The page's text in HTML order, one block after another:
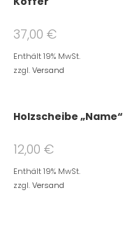
37,00 €
Enthält 19% MwSt.
zzgl.Versand
Holzscheibe „Name“
12,00 €
Enthält 19% MwSt.
zzgl.Versand